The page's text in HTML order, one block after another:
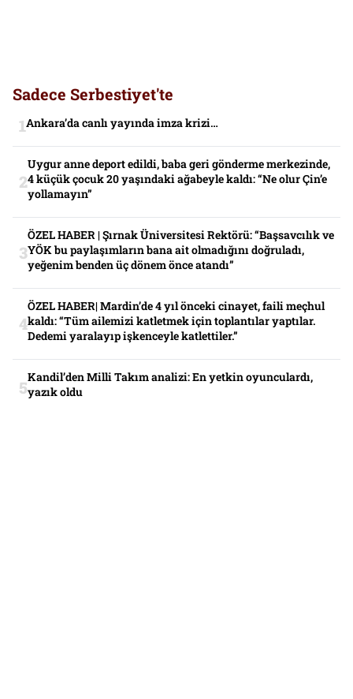
Sadece Serbestiyet'te
Ankara’da canlı yayında imza krizi…
Uygur anne deport edildi, baba geri gönderme merkezinde,
4 küçük çocuk 20 yaşındaki ağabeyle kaldı: “Ne olur Çin’e
yollamayın”
ÖZEL HABER | Şırnak Üniversitesi Rektörü: “Başsavcılık ve
YÖK bu paylaşımların bana ait olmadığını doğruladı,
yeğenim benden üç dönem önce atandı”
ÖZEL HABER| Mardin’de 4 yıl önceki cinayet, faili meçhul
kaldı: “Tüm ailemizi katletmek için toplantılar yaptılar.
Dedemi yaralayıp işkenceyle katlettiler.”
Kandil’den Milli Takım analizi: En yetkin oyunculardı,
yazık oldu